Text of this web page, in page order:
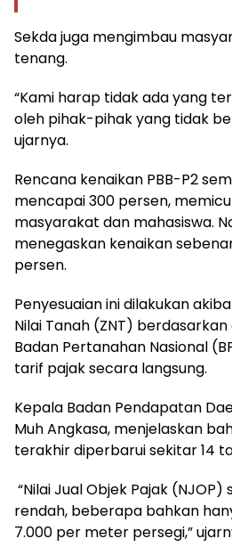
Sekda juga mengimbau
tenang.
“Kami harap tidak ada yang
oleh pihak-pihak yang tidak
ujarnya.
Rencana kenaikan PBB-P2
mencapai 300 persen,
masyarakat dan mahasiswa.
menegaskan kenaikan
persen.
Penyesuaian ini dilakukan
Nilai Tanah (ZNT)
Badan Pertanahan Nasional
tarif pajak secara langsung.
Kepala Badan Pendapatan
Muh Angkasa, menjelaskan
terakhir diperbarui sekitar 14
“Nilai Jual Objek Pajak
rendah, beberapa bahkan
7.000 per meter persegi,”